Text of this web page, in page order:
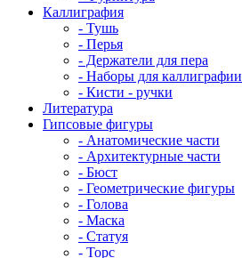
Каллиграфия
- Тушь
- Перья
- Держатели для пера
- Наборы для каллиграфии
- Кисти - ручки
Литература
Гипсовые фигуры
- Анатомические части
- Архитектурные части
- Бюст
- Геометрические фигуры
- Голова
- Маска
- Статуя
- Торс